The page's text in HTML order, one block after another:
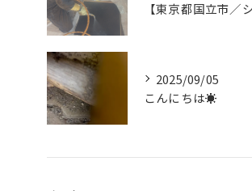
2025/09/05
こんにちは☀